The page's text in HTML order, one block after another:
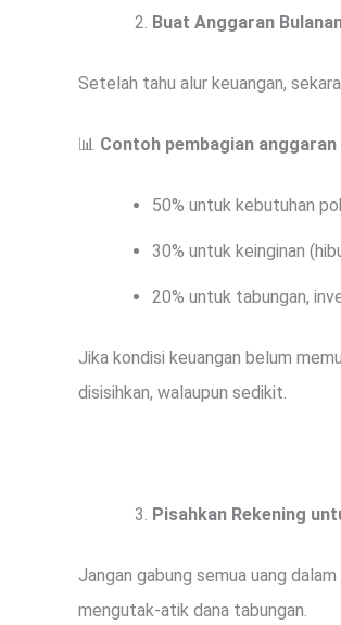
Buat Anggaran
Setelah tahu alur keuangan,
📊 Contoh pembagian
50% untuk kebutuhan
30% untuk keinginan
20% untuk tabungan,
Jika kondisi keuangan belum
disisihkan, walaupun sedikit.
Pisahkan Rekening
Jangan gabung semua uang
mengutak-atik dana tabungan.